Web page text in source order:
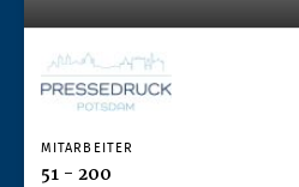
MITARBEITER
51 - 200